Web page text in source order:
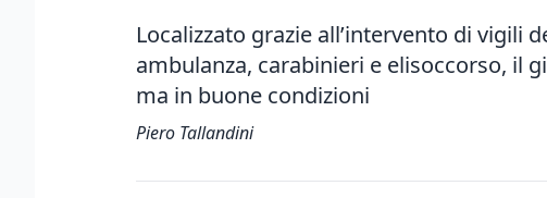
Localizzato grazie all’intervento di vigili
ambulanza, carabinieri e elisoccorso, il
ma in buone condizioni
Piero Tallandini